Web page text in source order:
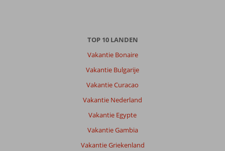
TOP 10 LANDEN
Vakantie Bonaire
Vakantie Bulgarije
Vakantie Curacao
Vakantie Nederland
Vakantie Egypte
Vakantie Gambia
Vakantie Griekenland